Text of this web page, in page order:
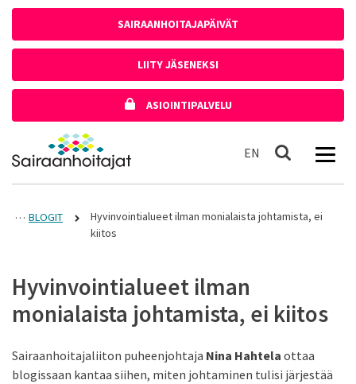
SAIRAANHOITAJAPÄIVÄT
LIITY JÄSENEKSI
ASIOINTIPALVELU
Etusivulle
EN In English
Haku
BLOGIT
Hyvinvointialueet ilman monialaista johtamista, ei
kiitos
Hyvinvointialueet ilman
monialaista johtamista, ei kiitos
Sairaanhoitajaliiton puheenjohtaja Nina Hahtela ottaa
blogissaan kantaa siihen, miten johtaminen tulisi järjestää